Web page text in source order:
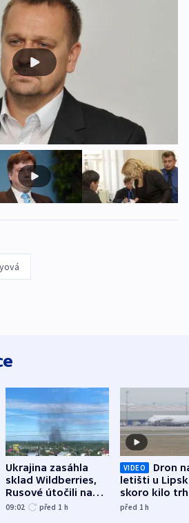
Ukrajina zasáhla
sklad Wildberries,
Rusové útočili na
trh, hasiče či
09:02 před 1 h
VIDEO
Dron
letišti u
skoro kilo
indicie
před 1h